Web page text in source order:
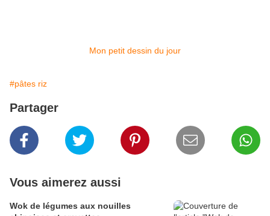
Mon petit dessin du jour
#pâtes riz
Partager
Vous aimerez aussi
Wok de légumes aux nouilles